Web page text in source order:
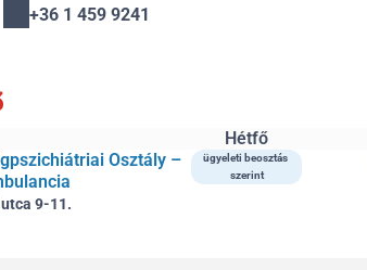
+36 1 459 9241
Hétfő
Osztály –
9-11.
ügyeleti beosztás
szerint